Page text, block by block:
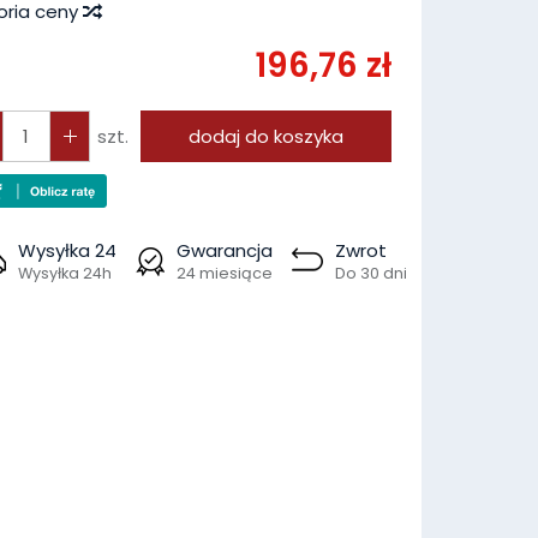
ceny
196,76 zł
szt. dodaj do koszyka
Wysyłka 24
Wysyłka 24h
Gwarancja
24 miesiące
Zwrot
Do 30 dni